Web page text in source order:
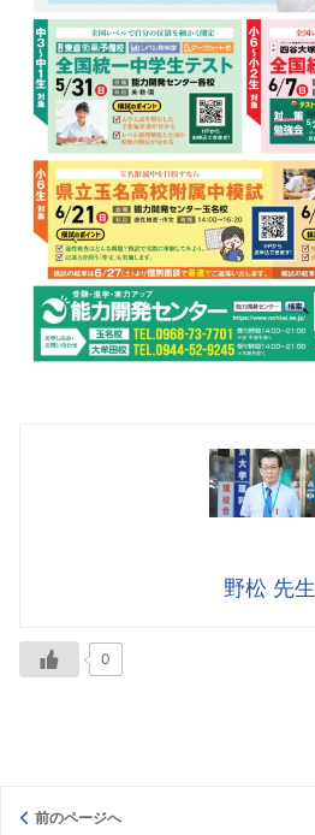
野松 先生
0
前のページへ